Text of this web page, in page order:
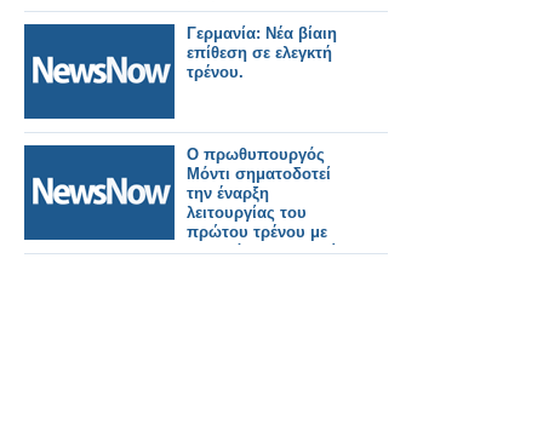
Γερμανία: Νέα βίαιη
επίθεση σε ελεγκτή
τρένου.
Ο πρωθυπουργός
Μόντι σηματοδοτεί
την έναρξη
λειτουργίας του
πρώτου τρένου με
υδρογόνο στην Ινδία,